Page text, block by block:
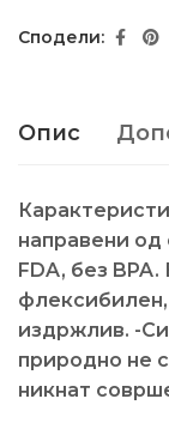
Опис
направени од
FDA, без
издржлив. -
природно не
никнат